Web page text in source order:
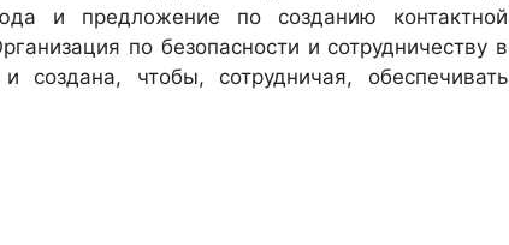
и предложение по созданию контактной
по безопасности и сотрудничеству в
создана, чтобы, сотрудничая, обеспечивать